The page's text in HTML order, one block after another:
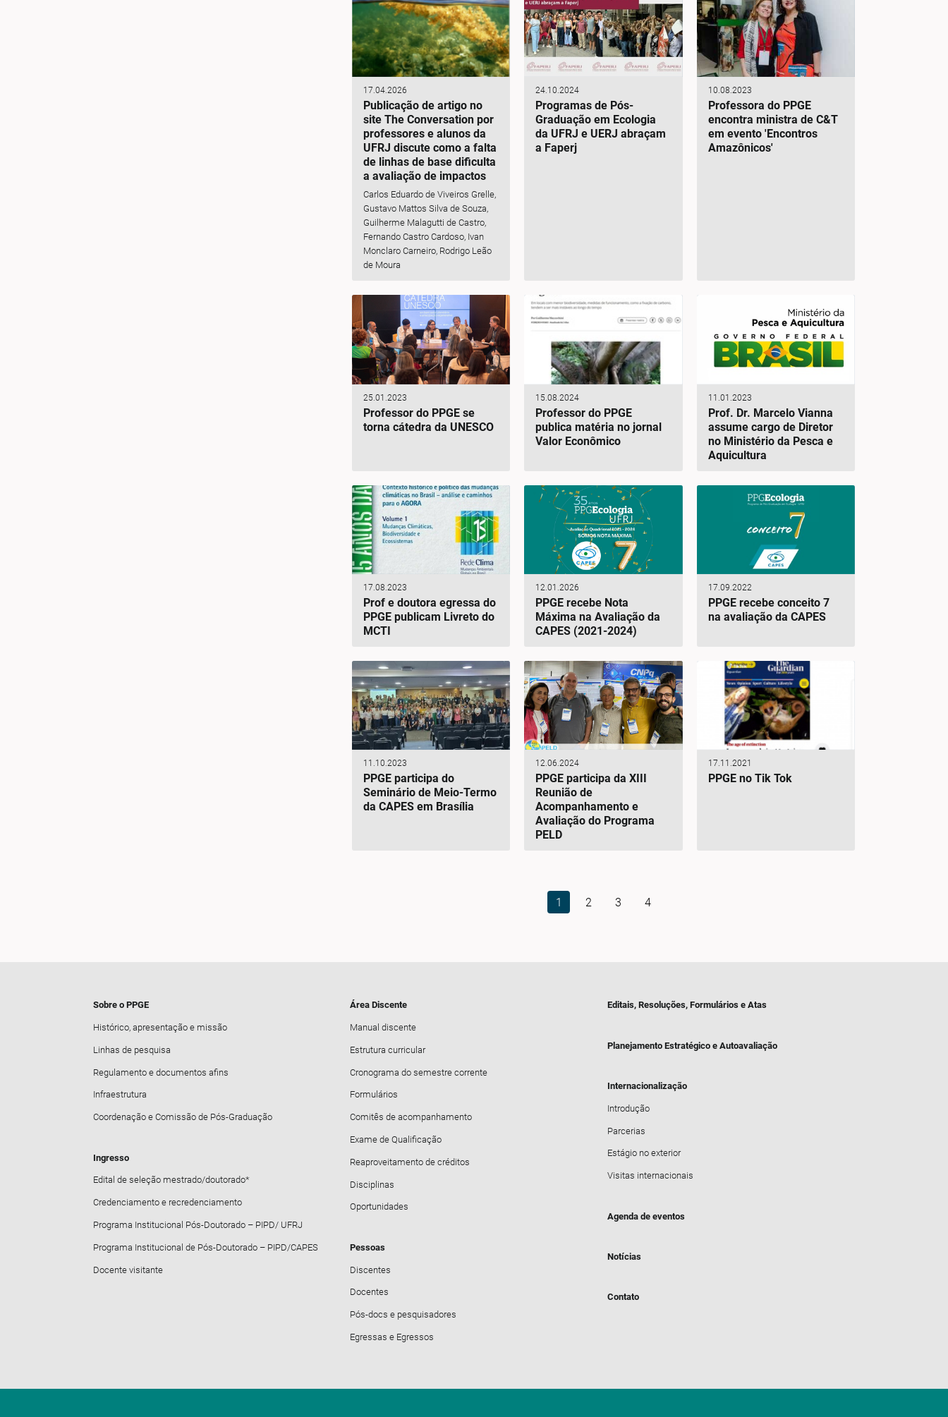
17.04.2026
Publicação de artigo no
site The Conversation por
professores e alunos da
UFRJ discute como a falta
de linhas de base dificulta
a avaliação de impactos
Carlos Eduardo de Viveiros Grelle,
Gustavo Mattos Silva de Souza,
Guilherme Malagutti de Castro,
Fernando Castro Cardoso, Ivan
Monclaro Carneiro, Rodrigo Leão
de Moura
24.10.2024
Programas de Pós-
Graduação em Ecologia
da UFRJ e UERJ abraçam
a Faperj
10.08.2023
Professora do PPGE
encontra ministra de C&T
em evento 'Encontros
Amazônicos'
25.01.2023
Professor do PPGE se
torna cátedra da UNESCO
15.08.2024
Professor do PPGE
publica matéria no jornal
Valor Econômico
11.01.2023
Prof. Dr. Marcelo Vianna
assume cargo de Diretor
no Ministério da Pesca e
Aquicultura
17.08.2023
Prof e doutora egressa do
PPGE publicam Livreto do
MCTI
12.01.2026
PPGE recebe Nota
Máxima na Avaliação da
CAPES (2021-2024)
17.09.2022
PPGE recebe conceito 7
na avaliação da CAPES
11.10.2023
PPGE participa do
Seminário de Meio-Termo
da CAPES em Brasília
12.06.2024
PPGE participa da XIII
Reunião de
Acompanhamento e
Avaliação do Programa
PELD
17.11.2021
PPGE no Tik Tok
1 2 3 4
Sobre o PPGE
Histórico, apresentação e missão
Linhas de pesquisa
Regulamento e documentos afins
Infraestrutura
Coordenação e Comissão de Pós-Graduação
Ingresso
Edital de seleção mestrado/doutorado*
Credenciamento e recredenciamento
Programa Institucional Pós-Doutorado – PIPD/ UFRJ
Programa Institucional de Pós-Doutorado – PIPD/CAPES
Docente visitante
Área Discente
Manual discente
Estrutura curricular
Cronograma do semestre corrente
Formulários
Comitês de acompanhamento
Exame de Qualificação
Reaproveitamento de créditos
Disciplinas
Oportunidades
Pessoas
Discentes
Docentes
Pós-docs e pesquisadores
Egressas e Egressos
Editais, Resoluções, Formulários e Atas
Planejamento Estratégico e Autoavaliação
Internacionalização
Introdução
Parcerias
Estágio no exterior
Visitas internacionais
Agenda de eventos
Notícias
Contato